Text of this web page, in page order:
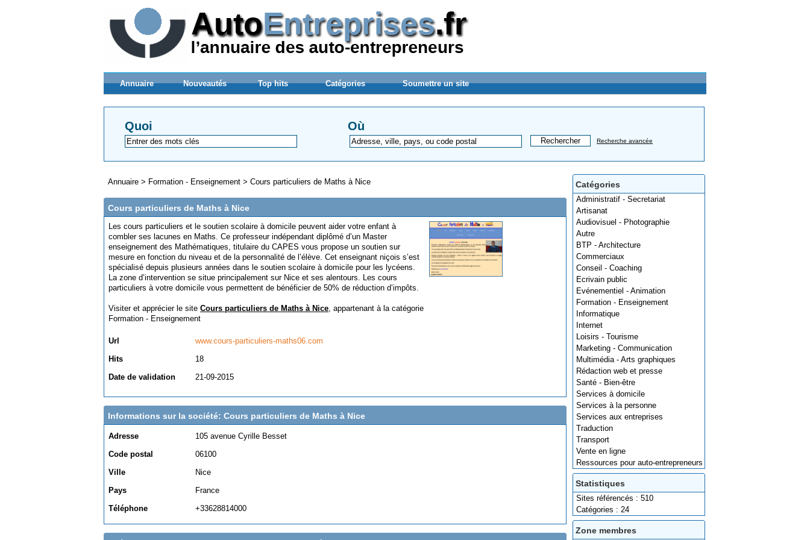
Annuaire Nouveautés Top hits Catégories Soumettre un site
Quoi Où
Recherche avancée
Catégories
Administratif - Secretariat
Artisanat
Audiovisuel - Photographie
Autre
BTP - Architecture
Commerciaux
Conseil - Coaching
Ecrivain public
Evénementiel - Animation
Formation - Enseignement
Informatique
Internet
Loisirs - Tourisme
Marketing - Communication
Multimédia - Arts graphiques
Rédaction web et presse
Santé - Bien-être
Services à domicile
Services à la personne
Services aux entreprises
Traduction
Transport
Vente en ligne
Ressources pour auto-entrepreneurs
Statistiques
Sites référencés : 510
Catégories : 24
Zone membres
Annuaire > Formation - Enseignement > Cours particuliers de Maths à Nice
Cours particuliers de Maths à Nice
Les cours particuliers et le soutien scolaire à domicile peuvent aider votre enfant à
combler ses lacunes en Maths. Ce professeur indépendant diplômé d’un Master
enseignement des Mathématiques, titulaire du CAPES vous propose un soutien sur
mesure en fonction du niveau et de la personnalité de l’élève. Cet enseignant niçois s’est
spécialisé depuis plusieurs années dans le soutien scolaire à domicile pour les lycéens.
La zone d’intervention se situe principalement sur Nice et ses alentours. Les cours
particuliers à votre domicile vous permettent de bénéficier de 50% de réduction d’impôts.
Visiter et apprécier le site Cours particuliers de Maths à Nice, appartenant à la catégorie
Formation - Enseignement
Url
www.cours-particuliers-maths06.com
Hits
18
Date de validation
21-09-2015
Informations sur la société: Cours particuliers de Maths à Nice
Adresse
105 avenue Cyrille Besset
Code postal
06100
Ville
Nice
Pays
France
Téléphone
+33628814000